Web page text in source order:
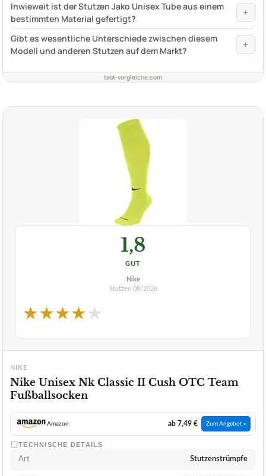
Inwieweit ist der Stutzen Jako Unisex Tube aus einem
bestimmten Material gefertigt?
+
Gibt es wesentliche Unterschiede zwischen diesem
Modell und anderen Stutzen auf dem Markt?
+
test-vergleiche.com
1,8
GUT
Nike
Stutzen 08/2026
★★★★★
NIKE
Nike Unisex Nk Classic II Cush OTC Team
Fußballsocken
Amazon ab 7,49 € Zum Angebot »
TECHNISCHE DETAILS
Art Stutzenstrümpfe